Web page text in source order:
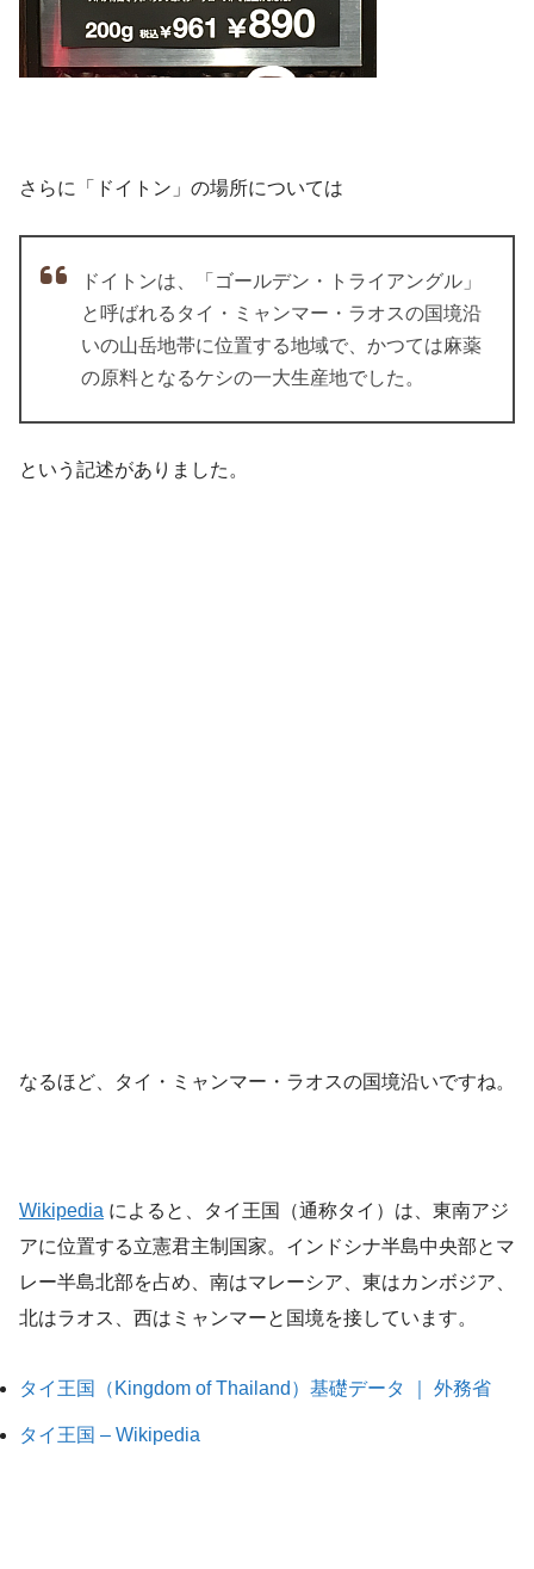
さらに「ドイトン」の場所については
ドイトンは、「ゴールデン・トライアングル」
と呼ばれるタイ・ミャンマー・ラオスの国境沿
いの山岳地帯に位置する地域で、かつては麻薬
の原料となるケシの一大生産地でした。
という記述がありました。
なるほど、タイ・ミャンマー・ラオスの国境沿いですね。
Wikipedia によると、タイ王国（通称タイ）は、東南アジ
アに位置する立憲君主制国家。インドシナ半島中央部とマ
レー半島北部を占め、南はマレーシア、東はカンボジア、
北はラオス、西はミャンマーと国境を接しています。
タイ王国（Kingdom of Thailand）基礎データ ｜ 外務省
タイ王国 – Wikipedia